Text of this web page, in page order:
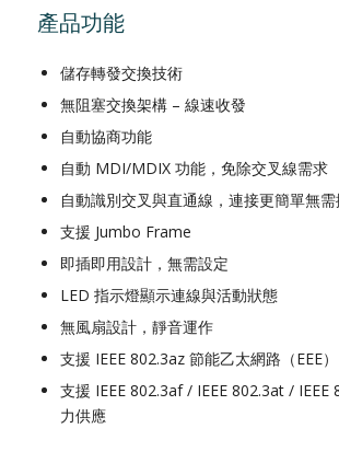
產品功能
儲存轉發交換技術
無阻塞交換架構 – 線速收發
自動協商功能
自動 MDI/MDIX 功能，免除交叉線需求
自動識別交叉與直通線，連接更簡單無需
支援 Jumbo Frame
即插即用設計，無需設定
LED 指示燈顯示連線與活動狀態
無風扇設計，靜音運作
支援 IEEE 802.3az 節能乙太網路（EEE）
支援 IEEE 802.3af / IEEE 802.3at / IEEE
力供應